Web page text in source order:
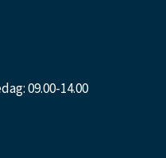
09.00-14.00